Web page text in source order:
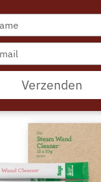
Cleaner - 12 x
met een ECCELLENTE
Verzenden